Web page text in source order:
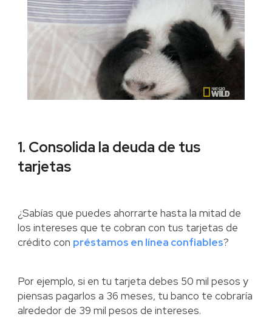
1. Consolida la deuda de tus
tarjetas
¿Sabías que puedes ahorrarte hasta la mitad de
los intereses que te cobran con tus tarjetas de
crédito con préstamos en línea confiables?
Por ejemplo, si en tu tarjeta debes 50 mil pesos y
piensas pagarlos a 36 meses, tu banco te cobraría
alrededor de 39 mil pesos de intereses.